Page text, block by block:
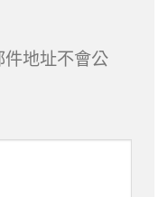
地址不會公